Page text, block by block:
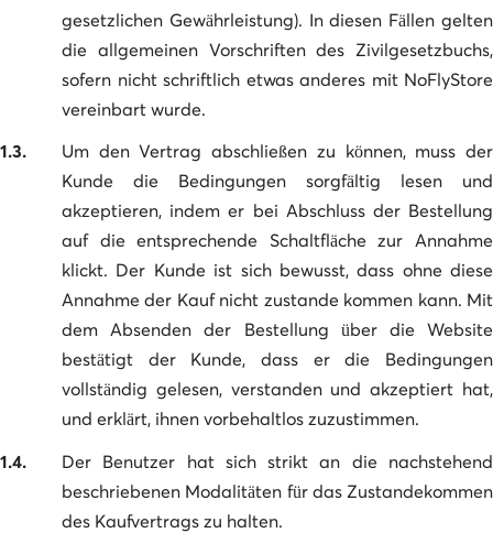
gesetzlichen Gewährleistung). In diesen Fällen gelten
die allgemeinen Vorschriften des Zivilgesetzbuchs,
sofern nicht schriftlich etwas anderes mit NoFlyStore
vereinbart wurde.
1.3.
Um den Vertrag abschließen zu können, muss der
Kunde die Bedingungen sorgfältig lesen und
akzeptieren, indem er bei Abschluss der Bestellung
auf die entsprechende Schaltfläche zur Annahme
klickt. Der Kunde ist sich bewusst, dass ohne diese
Annahme der Kauf nicht zustande kommen kann. Mit
dem Absenden der Bestellung über die Website
bestätigt der Kunde, dass er die Bedingungen
vollständig gelesen, verstanden und akzeptiert hat,
und erklärt, ihnen vorbehaltlos zuzustimmen.
1.4.
Der Benutzer hat sich strikt an die nachstehend
beschriebenen Modalitäten für das Zustandekommen
des Kaufvertrags zu halten.